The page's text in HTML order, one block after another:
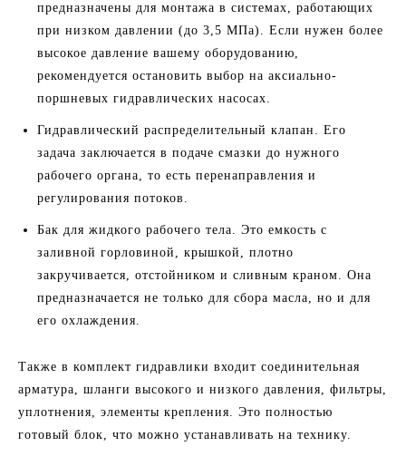
предназначены для монтажа в системах, работающих
при низком давлении (до 3,5 МПа). Если нужен более
высокое давление вашему оборудованию,
рекомендуется остановить выбор на аксиально-
поршневых гидравлических насосах.
Гидравлический распределительный клапан. Его
задача заключается в подаче смазки до нужного
рабочего органа, то есть перенаправления и
регулирования потоков.
Бак для жидкого рабочего тела. Это емкость с
заливной горловиной, крышкой, плотно
закручивается, отстойником и сливным краном. Она
предназначается не только для сбора масла, но и для
его охлаждения.
Также в комплект гидравлики входит соединительная
арматура, шланги высокого и низкого давления, фильтры,
уплотнения, элементы крепления. Это полностью
готовый блок, что можно устанавливать на технику.